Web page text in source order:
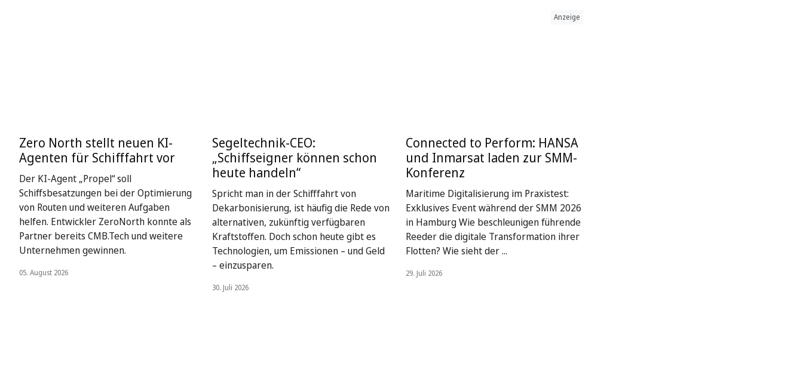
Zero North stellt neuen KI-
Agenten für Schifffahrt vor
Der KI-Agent „Propel“ soll
Schiffsbesatzungen bei der Optimierung
von Routen und weiteren Aufgaben
helfen. Entwickler ZeroNorth konnte als
Partner bereits CMB.Tech und weitere
Unternehmen gewinnen.
05. August 2026
Segeltechnik-CEO:
„Schiffseigner können schon
heute handeln“
Spricht man in der Schifffahrt von
Dekarbonisierung, ist häufig die Rede von
alternativen, zukünftig verfügbaren
Kraftstoffen. Doch schon heute gibt es
Technologien, um Emissionen – und Geld
– einzusparen.
30. Juli 2026
Anzeige
Connected to Perform: HANSA
und Inmarsat laden zur SMM-
Konferenz
Maritime Digitalisierung im Praxistest:
Exklusives Event während der SMM 2026
in Hamburg Wie beschleunigen führende
Reeder die digitale Transformation ihrer
Flotten? Wie sieht der ...
29. Juli 2026